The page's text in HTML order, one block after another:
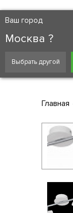
Москва
Ваш город
Москва ?
Выбрать другой
Главная